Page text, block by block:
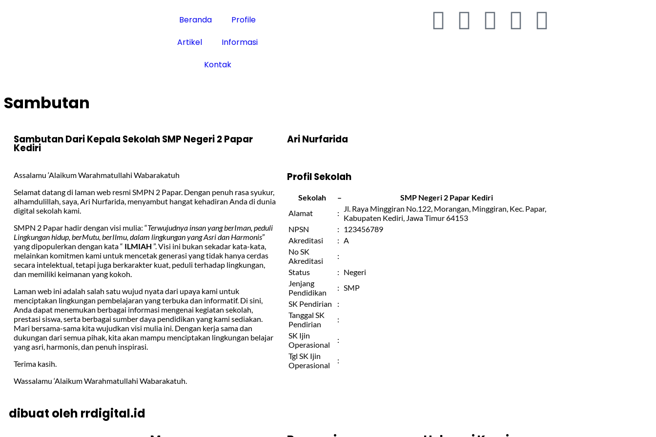
Beranda
Profile
Artikel
Informasi
Kontak
Sambutan
Sambutan Dari Kepala Sekolah SMP Negeri 2 Papar
Kediri
Assalamu ‘Alaikum Warahmatullahi Wabarakatuh
Selamat datang di laman web resmi SMPN 2 Papar. Dengan penuh rasa syukur,
alhamdulillah, saya, Ari Nurfarida, menyambut hangat kehadiran Anda di dunia
digital sekolah kami.
SMPN 2 Papar hadir dengan visi mulia: “Terwujudnya insan yang berIman, peduli
Lingkungan hidup, berMutu, berIlmu, dalam lingkungan yang Asri dan Harmonis”
yang dipopulerkan dengan kata “ ILMIAH ”. Visi ini bukan sekadar kata-kata,
melainkan komitmen kami untuk mencetak generasi yang tidak hanya cerdas
secara intelektual, tetapi juga berkarakter kuat, peduli terhadap lingkungan,
dan memiliki keimanan yang kokoh.
Laman web ini adalah salah satu wujud nyata dari upaya kami untuk
menciptakan lingkungan pembelajaran yang terbuka dan informatif. Di sini,
Anda dapat menemukan berbagai informasi mengenai kegiatan sekolah,
prestasi siswa, serta berbagai sumber daya pendidikan yang kami sediakan.
Mari bersama-sama kita wujudkan visi mulia ini. Dengan kerja sama dan
dukungan dari semua pihak, kita akan mampu menciptakan lingkungan belajar
yang asri, harmonis, dan penuh inspirasi.
Terima kasih.
Wassalamu ‘Alaikum Warahmatullahi Wabarakatuh.
Ari Nurfarida
Profil Sekolah
Sekolah –
SMP Negeri 2 Papar Kediri
Alamat
:
Jl. Raya Minggiran No.122, Morangan, Minggiran, Kec. Papar,
Kabupaten Kediri, Jawa Timur 64153
NPSN
: 123456789
Akreditasi
: A
No SK
Akreditasi
:
Status
: Negeri
Jenjang
Pendidikan
: SMP
SK Pendirian
:
Tanggal SK
Pendirian
:
SK Ijin
Operasional
:
Tgl SK Ijin
Operasional
:
dibuat oleh rrdigital.id